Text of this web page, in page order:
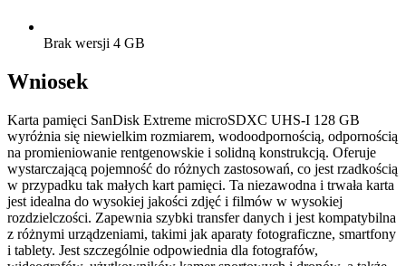
Brak wersji 4 GB
Wniosek
Karta pamięci SanDisk Extreme microSDXC UHS-I 128 GB
wyróżnia się niewielkim rozmiarem, wodoodpornością, odpornością
na promieniowanie rentgenowskie i solidną konstrukcją. Oferuje
wystarczającą pojemność do różnych zastosowań, co jest rzadkością
w przypadku tak małych kart pamięci. Ta niezawodna i trwała karta
jest idealna do wysokiej jakości zdjęć i filmów w wysokiej
rozdzielczości. Zapewnia szybki transfer danych i jest kompatybilna
z różnymi urządzeniami, takimi jak aparaty fotograficzne, smartfony
i tablety. Jest szczególnie odpowiednia dla fotografów,